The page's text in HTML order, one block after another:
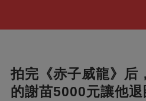
拍完《赤子威龍》后
的謝苗5000元讓他